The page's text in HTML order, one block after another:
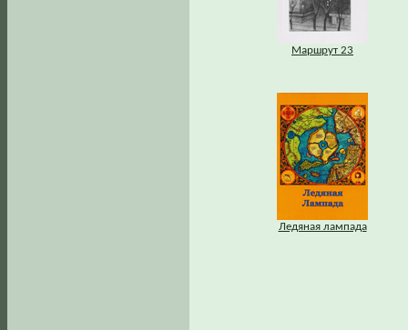
Маршрут 23
Ледяная лампада